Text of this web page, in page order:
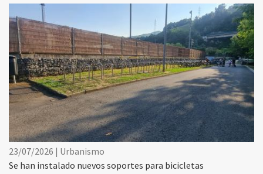
23/07/2026 | Urbanismo
Se han instalado nuevos soportes para bicicletas